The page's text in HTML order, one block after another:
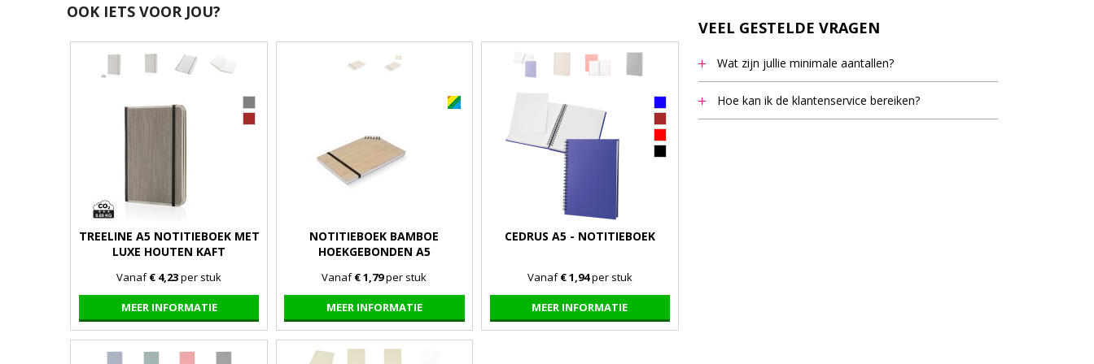
OOK IETS VOOR JOU?
TREELINE A5 NOTITIEBOEK MET
LUXE HOUTEN KAFT
Vanaf€ 4,23per stuk
MEER INFORMATIE
NOTITIEBOEK BAMBOE
HOEKGEBONDEN A5
Vanaf€ 1,79per stuk
MEER INFORMATIE
CEDRUS A5 - NOTITIEBOEK
Vanaf€ 1,94per stuk
MEER INFORMATIE
VEEL GESTELDE VRAGEN
Wat zijn jullie minimale aantallen?
Het minimale bestel aantal staat bij de meeste artikelen
vermeld, dit is het laagste aantal dat vermeld staat als er
Hoe kan ik de klantenservice bereiken?